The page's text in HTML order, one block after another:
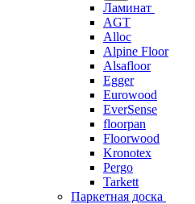
Ламинат
AGT
Alloc
Alpine Floor
Alsafloor
Egger
Eurowood
EverSense
floorpan
Floorwood
Kronotex
Pergo
Tarkett
Паркетная доска